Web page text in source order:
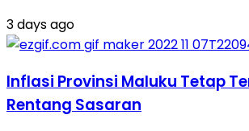
3 days ago
Inflasi Provinsi Maluku Tetap
Rentang Sasaran